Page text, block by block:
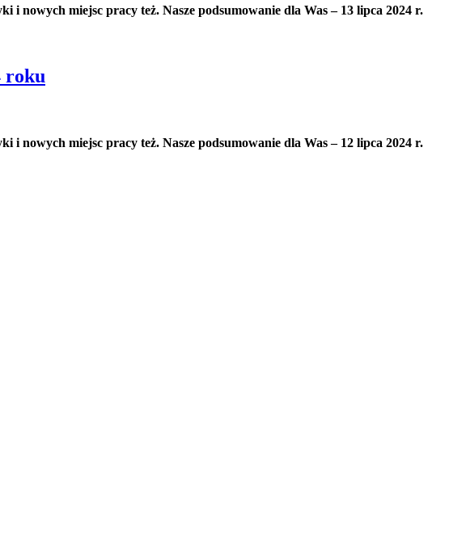
nowych miejsc pracy też. Nasze podsumowanie dla Was – 13 lipca 2024 r.
roku
nowych miejsc pracy też. Nasze podsumowanie dla Was – 12 lipca 2024 r.